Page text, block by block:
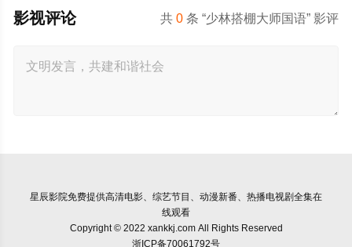
共0 条 “少林搭棚大师国语” 影评
影视评论
星辰影院免费提供高清电影、综艺节目、动漫新番、热播电视剧全集在
线观看
Copyright © 2022 xankkj.com All Rights Reserved
浙ICP备70061792号